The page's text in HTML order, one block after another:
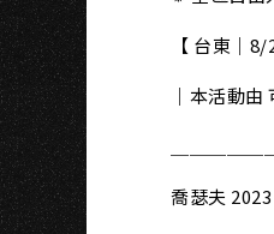
【 台東｜
｜本活動
喬瑟夫